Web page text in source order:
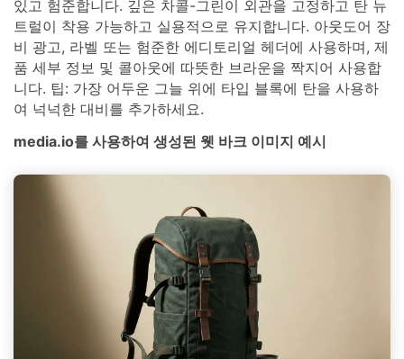
있고 험준합니다. 깊은 차콜-그린이 외관을 고정하고 탄 뉴
트럴이 착용 가능하고 실용적으로 유지합니다. 아웃도어 장
비 광고, 라벨 또는 험준한 에디토리얼 헤더에 사용하며, 제
품 세부 정보 및 콜아웃에 따뜻한 브라운을 짝지어 사용합
니다. 팁: 가장 어두운 그늘 위에 타입 블록에 탄을 사용하
여 넉넉한 대비를 추가하세요.
media.io를 사용하여 생성된 웻 바크 이미지 예시